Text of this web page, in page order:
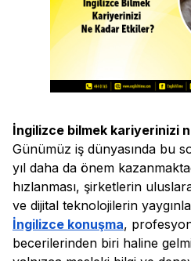
İngilizce bilmek kariyerinizi
Günümüz iş dünyasında bu
yıl daha da önem
hızlanması, şirketlerin
ve dijital teknolojilerin
İngilizce konuşma,
becerilerinden biri haline